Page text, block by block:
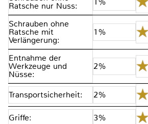
Ratsche nur Nuss:
Schrauben ohne
Ratsche mit
Verlängerung:
1%
Entnahme der
Werkzeuge und
Nüsse:
2%
Transportsicherheit: 2%
Griffe: 3%